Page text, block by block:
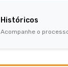
Históricos
Acompanhe o